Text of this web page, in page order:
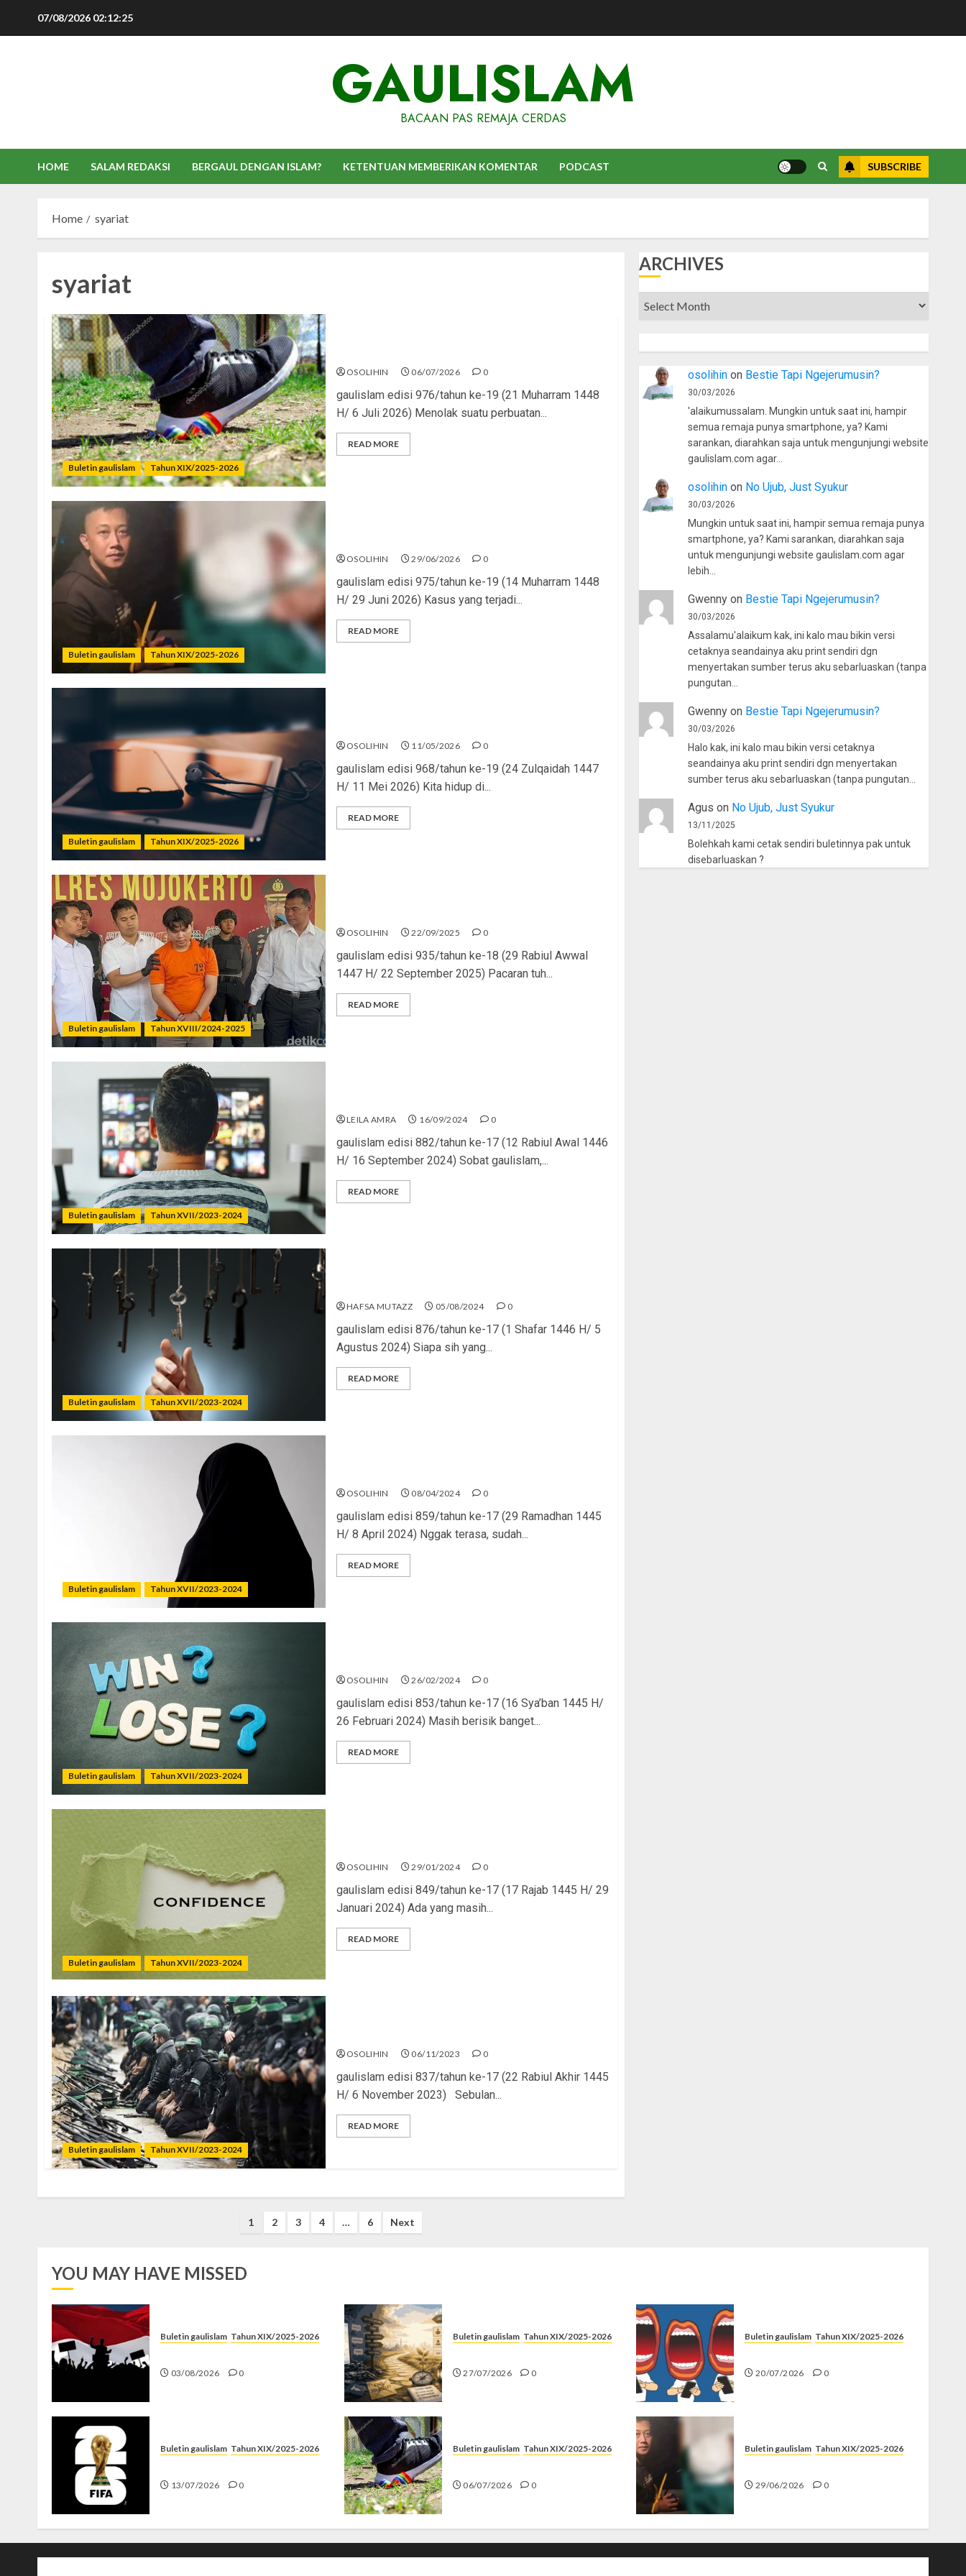
07/08/2026 02:12:26
GAULISLAM
BACAAN PAS REMAJA CERDAS
HOME SALAM REDAKSI BERGAUL DENGAN ISLAM? KETENTUAN MEMBERIKAN KOMENTAR PODCAST SUBSCRIBE
Home syariat
syariat
Buletin gaulislam Tahun XIX/2025-2026
OSOLIHIN 06/07/2026 0
gaulislam edisi 976/tahun ke-19 (21 Muharram 1448
H/ 6 Juli 2026) Menolak suatu perbuatan...
READ MORE
Buletin gaulislam Tahun XIX/2025-2026
OSOLIHIN 29/06/2026 0
gaulislam edisi 975/tahun ke-19 (14 Muharram 1448
H/ 29 Juni 2026) Kasus yang terjadi...
READ MORE
Buletin gaulislam Tahun XIX/2025-2026
OSOLIHIN 11/05/2026 0
gaulislam edisi 968/tahun ke-19 (24 Zulqaidah 1447
H/ 11 Mei 2026) Kita hidup di...
READ MORE
Buletin gaulislam Tahun XVIII/2024-2025
OSOLIHIN 22/09/2025 0
gaulislam edisi 935/tahun ke-18 (29 Rabiul Awwal
1447 H/ 22 September 2025) Pacaran tuh...
READ MORE
Buletin gaulislam Tahun XVII/2023-2024
LEILA AMRA 16/09/2024 0
gaulislam edisi 882/tahun ke-17 (12 Rabiul Awal 1446
H/ 16 September 2024) Sobat gaulislam,...
READ MORE
Buletin gaulislam Tahun XVII/2023-2024
HAFSA MUTAZZ 05/08/2024 0
gaulislam edisi 876/tahun ke-17 (1 Shafar 1446 H/ 5
Agustus 2024) Siapa sih yang...
READ MORE
Buletin gaulislam Tahun XVII/2023-2024
OSOLIHIN 08/04/2024 0
gaulislam edisi 859/tahun ke-17 (29 Ramadhan 1445
H/ 8 April 2024) Nggak terasa, sudah...
READ MORE
Buletin gaulislam Tahun XVII/2023-2024
OSOLIHIN 26/02/2024 0
gaulislam edisi 853/tahun ke-17 (16 Sya’ban 1445 H/
26 Februari 2024) Masih berisik banget...
READ MORE
Buletin gaulislam Tahun XVII/2023-2024
OSOLIHIN 29/01/2024 0
gaulislam edisi 849/tahun ke-17 (17 Rajab 1445 H/ 29
Januari 2024) Ada yang masih...
READ MORE
Buletin gaulislam Tahun XVII/2023-2024
OSOLIHIN 06/11/2023 0
gaulislam edisi 837/tahun ke-17 (22 Rabiul Akhir 1445
H/ 6 November 2023) Sebulan...
READ MORE
1 2 3 4 … 6 Next
ARCHIVES
Archives
osolihinon Bestie Tapi Ngejerumusin?
30/03/2026
'alaikumussalam. Mungkin untuk saat ini, hampir
semua remaja punya smartphone, ya? Kami
sarankan, diarahkan saja untuk mengunjungi website
gaulislam.com agar…
osolihinon No Ujub, Just Syukur
30/03/2026
Mungkin untuk saat ini, hampir semua remaja punya
smartphone, ya? Kami sarankan, diarahkan saja
untuk mengunjungi website gaulislam.com agar
lebih…
Gwennyon Bestie Tapi Ngejerumusin?
30/03/2026
Assalamu'alaikum kak, ini kalo mau bikin versi
cetaknya seandainya aku print sendiri dgn
menyertakan sumber terus aku sebarluaskan (tanpa
pungutan…
Gwennyon Bestie Tapi Ngejerumusin?
30/03/2026
Halo kak, ini kalo mau bikin versi cetaknya
seandainya aku print sendiri dgn menyertakan
sumber terus aku sebarluaskan (tanpa pungutan…
Agus on No Ujub, Just Syukur
13/11/2025
Bolehkah kami cetak sendiri buletinnya pak untuk
disebarluaskan ?
YOU MAY HAVE MISSED
Buletin gaulislam Tahun XIX/2025-2026
03/08/2026 0
Buletin gaulislam Tahun XIX/2025-2026
27/07/2026 0
Buletin gaulislam Tahun XIX/2025-2026
20/07/2026 0
Buletin gaulislam Tahun XIX/2025-2026
13/07/2026 0
Buletin gaulislam Tahun XIX/2025-2026
06/07/2026 0
Buletin gaulislam Tahun XIX/2025-2026
29/06/2026 0